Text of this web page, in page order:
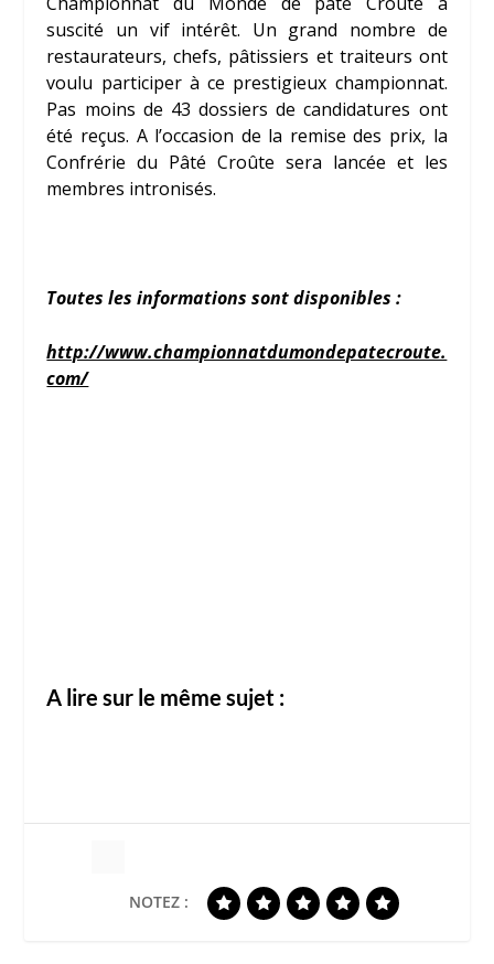
suscité un vif intérêt. Un grand nombre de
restaurateurs, chefs, pâtissiers et traiteurs ont
voulu participer à ce prestigieux championnat.
Pas moins de 43 dossiers de candidatures ont
été reçus. A l’occasion de la remise des prix, la
Confrérie du Pâté Croûte sera lancée et les
membres intronisés.
Toutes les informations sont disponibles:
http://www.championnatdumondepatecroute.
com/
A lire sur le même sujet :
NOTEZ :